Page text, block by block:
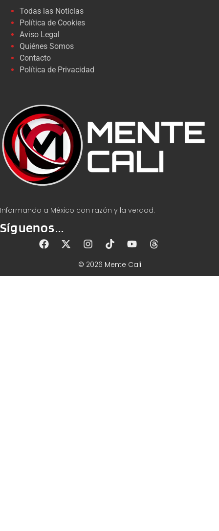
Informando a México con razón y la verdad.
Síguenos...
Todas las Noticias
Política de Cookies
Aviso Legal
Quiénes Somos
Contacto
Política de Privacidad
© 2026 Mente Cali